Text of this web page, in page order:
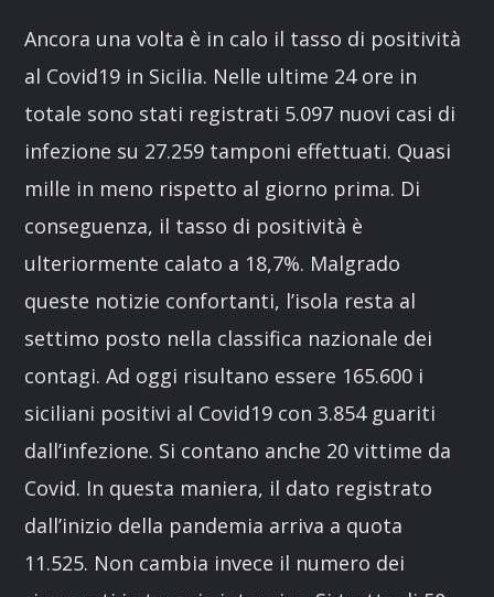
Ancora una volta è in calo il tasso di positività
al Covid19 in Sicilia. Nelle ultime 24 ore in
totale sono stati registrati 5.097 nuovi casi di
infezione su 27.259 tamponi effettuati. Quasi
mille in meno rispetto al giorno prima. Di
conseguenza, il tasso di positività è
ulteriormente calato a 18,7%. Malgrado
queste notizie confortanti, l’isola resta al
settimo posto nella classifica nazionale dei
contagi. Ad oggi risultano essere 165.600 i
siciliani positivi al Covid19 con 3.854 guariti
dall’infezione. Si contano anche 20 vittime da
Covid. In questa maniera, il dato registrato
dall’inizio della pandemia arriva a quota
11.525. Non cambia invece il numero dei